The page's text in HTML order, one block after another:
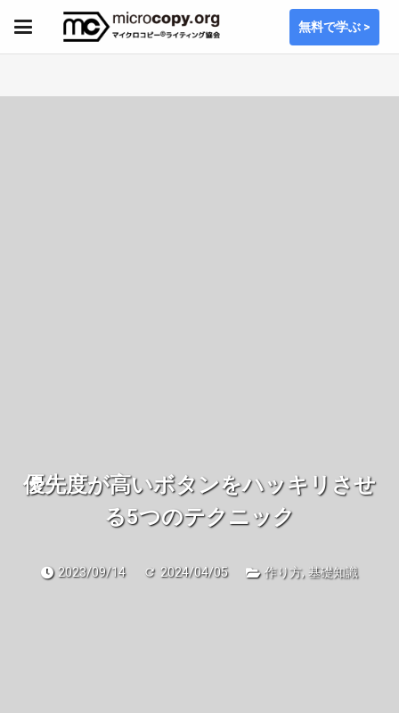
無料で学ぶ >
優先度が高いボタンをハッキリさせ
る5つのテクニック
2023/09/14 refresh 2024/04/05 作り方, 基礎知識